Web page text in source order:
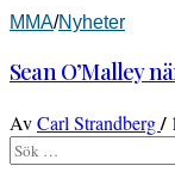
MMA/Nyheter
Sean O’Malley
AvCarl Strandberg/
Sök
efter: